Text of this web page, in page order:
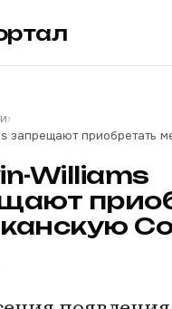
›
запрещают приобретать
Williams